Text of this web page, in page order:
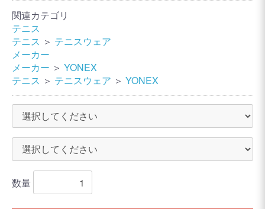
関連カテゴリ
テニス
テニス ＞ テニスウェア
メーカー
メーカー ＞ YONEX
テニス ＞ テニスウェア ＞ YONEX
数量